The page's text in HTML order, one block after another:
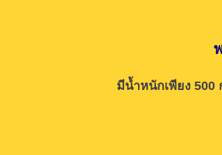
มีน้ำหนักเพียง 500